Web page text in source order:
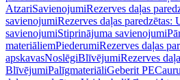
AtzariSavienojumiRezerves daļas
savienojumiRezerves daļas paredzētas:
savienojumiStiprinājuma savienojumi
materiāliemPiederumiRezerves daļas
apskavasNoslēgiBlīvējumiRezerves
BlīvējumiPalīgmateriāliGeberit PE